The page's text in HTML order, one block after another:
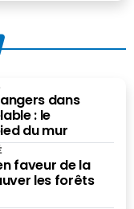
dans
: le
du mur
faveur de la
les forêts